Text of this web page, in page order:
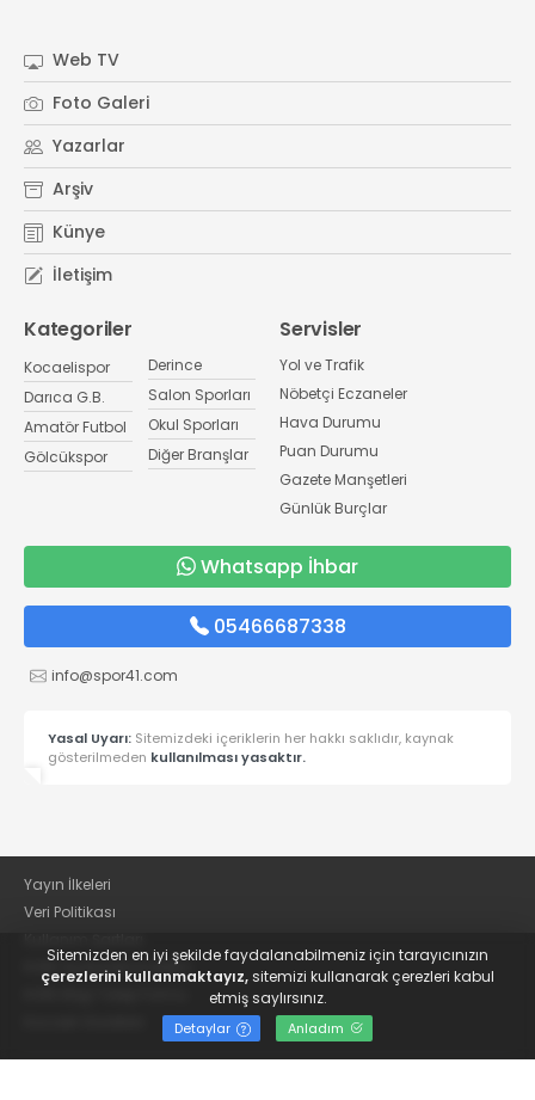
Web TV
Foto Galeri
Yazarlar
Arşiv
Künye
İletişim
Kategoriler
Kocaelispor
Darıca G.B.
Amatör Futbol
Gölcükspor
Derince
Salon Sporları
Okul Sporları
Diğer Branşlar
Servisler
Yol ve Trafik
Nöbetçi Eczaneler
Hava Durumu
Puan Durumu
Gazete Manşetleri
Günlük Burçlar
Whatsapp İhbar
05466687338
info@spor41.com
Yasal Uyarı: Sitemizdeki içeriklerin her hakkı saklıdır, kaynak
gösterilmeden kullanılması yasaktır.
Yayın İlkeleri
Veri Politikası
KVKK Aydınlatma Metni
Sitemizden en iyi şekilde faydalanabilmeniz için tarayıcınızın
çerezlerini kullanmaktayız,sitemizi kullanarak çerezleri kabul
etmiş saylırsınız.
Detaylar Anladım